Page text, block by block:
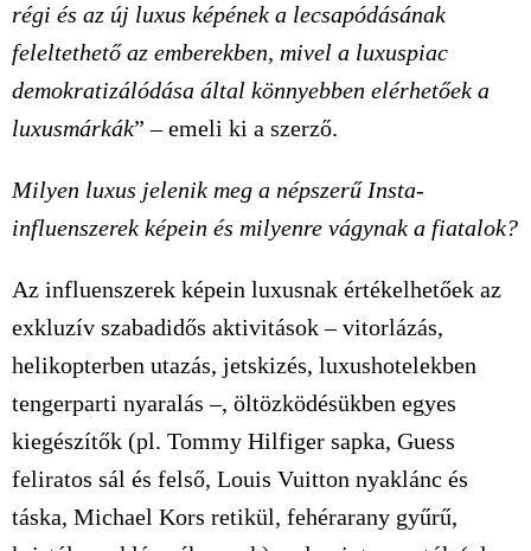
régi és az új luxus képének a lecsapódásának
feleltethető az emberekben, mivel a luxuspiac
demokratizálódása által könnyebben elérhetőek a
luxusmárkák” – emeli ki a szerző.
Milyen luxus jelenik meg a népszerű Insta-
influenszerek képein és milyenre vágynak a fiatalok?
Az influenszerek képein luxusnak értékelhetőek az
exkluzív szabadidős aktivitások – vitorlázás,
helikopterben utazás, jetskizés, luxushotelekben
tengerparti nyaralás –, öltözködésükben egyes
kiegészítők (pl. Tommy Hilfiger sapka, Guess
feliratos sál és felső, Louis Vuitton nyaklánc és
táska, Michael Kors retikül, fehérarany gyűrű,